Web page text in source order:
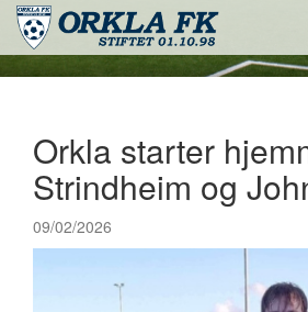
Orkla starter
Strindheim og
09/02/2026